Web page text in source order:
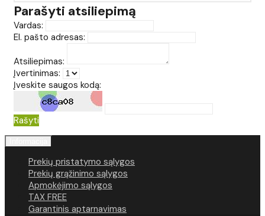
Parašyti atsiliepimą
Vardas:
El. pašto adresas:
Atsiliepimas:
Įvertinimas:
Įveskite saugos kodą:
Rašyti
Prekių pristatymo sąlygos
Prekių grąžinimo sąlygos
Apmokėjimo sąlygos
TAX FREE
Garantinis aptarnavimas